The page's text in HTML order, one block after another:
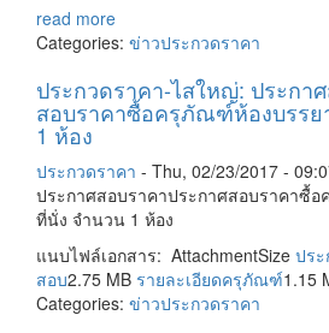
read more
Categories: ข่าวประกวดราคา
ประกวดราคา-ไสใหญ่: ประกา
สอบราคาซื้อครุภัณฑ์ห้องบรรย
1 ห้อง
ประกวดราคา - Thu, 02/23/2017 -
ประกาศสอบราคาประกาศสอบราคาซื้
ที่นั่ง จำนวน 1 ห้อง
แนบไฟล์เอกสาร: AttachmentSize ประ
สอบ2.75 MB รายละเอียดครุภัณฑ์1.15
Categories: ข่าวประกวดราคา